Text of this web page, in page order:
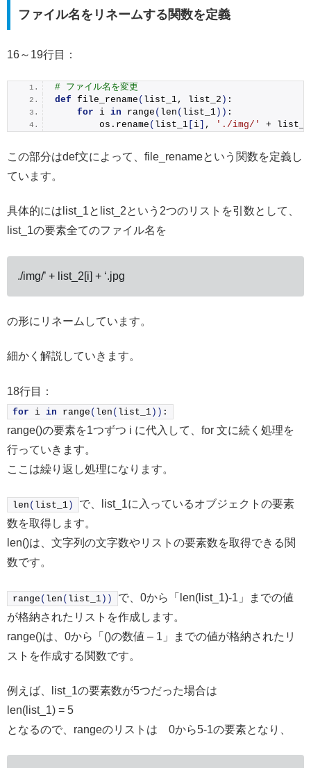
ファイル名をリネームする関数を定義
16～19行目：
# ファイル名を変更
def file_rename ( list_1, list_2 ) :
for i in range ( len ( list_1)) :
        os.
rename ( list_1 [ i] , './img/' + list_2
この部分はdef文によって、file_renameという関数を定義し
ています。
具体的にはlist_1とlist_2という2つのリストを引数として、
list_1の要素全てのファイル名を
./img/’ + list_2[i] + ‘.jpg
の形にリネームしています。
細かく解説していきます。
18行目：
for i in range ( len ( list_1 )) :
range()の要素を1つずつ i に代入して、for 文に続く処理を
行っていきます。
ここは繰り返し処理になります。
len ( list_1 )
で、list_1に入っているオブジェクトの要素
数を取得します。
len()は、文字列の文字数やリストの要素数を取得できる関
数です。
range ( len ( list_1))
で、0から「len(list_1)-1」までの値
が格納されたリストを作成します。
range()は、0から「()の数値 – 1」までの値が格納されたリ
ストを作成する関数です。
例えば、list_1の要素数が5つだった場合は
len(list_1) = 5
となるので、rangeのリストは 0から5-1の要素となり、